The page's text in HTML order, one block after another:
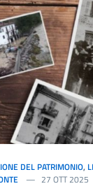
DEL PATRIMONIO,
27 OTT 2025